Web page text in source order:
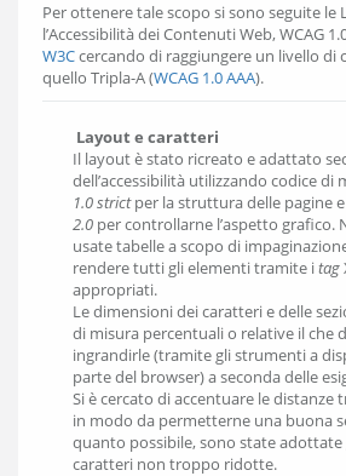
Per ottenere tale scopo si sono seguite le
l’Accessibilità dei Contenuti Web, WCAG
W3Ccercando di raggiungere un livello di
quello Tripla-A (WCAG 1.0 AAA).
Layout e caratteri
Il layout è stato ricreato e adattato
dell’accessibilità utilizzando codice di
1.0 strictper la struttura delle pagine
2.0 per controllarne l’aspetto grafico.
usate tabelle a scopo di
rendere tutti gli elementi tramite itag
appropriati.
Le dimensioni dei caratteri e delle
di misura percentuali o relative il che
ingrandirle (tramite gli strumenti a
parte del browser) a seconda delle
Si è cercato di accentuare le distanze
in modo da permetterne una buona
quanto possibile, sono state adottate
caratteri non troppo ridotte.